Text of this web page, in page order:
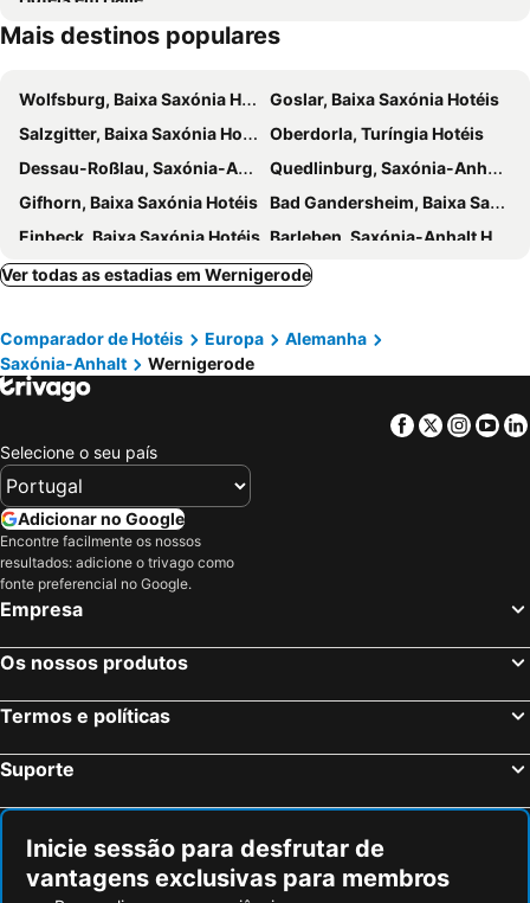
Mais destinos populares
Wolfsburg, Baixa Saxónia Hotéis
Goslar, Baixa Saxónia Hotéis
Salzgitter, Baixa Saxónia Hotéis
Oberdorla, Turíngia Hotéis
Dessau-Roßlau, Saxónia-Anhalt Hotéis
Quedlinburg, Saxónia-Anhalt Hotéis
Gifhorn, Baixa Saxónia Hotéis Bad Gandersheim, Baixa Saxónia Hotéis
Einbeck, Baixa Saxónia Hotéis Barleben, Saxónia-Anhalt Hotéis
Giesen, Baixa Saxónia Hotéis
Langlingen, Baixa Saxónia Hotéis
Braunlage, Baixa Saxónia Hotéis
Bad Lauterberg, Baixa Saxónia Hotéis
Nordhausen, Turíngia Hotéis
Bernburg, Saxónia-Anhalt Hotéis
Sarstedt, Baixa Saxónia Hotéis
Leipzig, Saxónia Hotéis
Brunsvique, Baixa Saxónia Hotéis
Bad Harzburg, Baixa Saxónia Hotéis
Halle, Saxónia-Anhalt Hotéis
Werder, Brandenburgo Hotéis
Munique, Baviera Hotéis
Frankfurt, Hesse Hotéis
Hamburgo, Hamburgo Hotéis
Stuttgart, Bade-Vurtemberga Hotéis
Ver todas as estadias em Wernigerode
Comparador de Hotéis Europa
Alemanha
Saxónia-Anhalt
Wernigerode
Facebook
Twitter
Selecione o seu país
Adicionar no Google
Encontre facilmente os nossos
resultados: adicione o trivago como
fonte preferencial no Google.
Empresa
Os nossos produtos
Termos e políticas
Suporte
Inicie sessão para desfrutar de
vantagens exclusivas para membros